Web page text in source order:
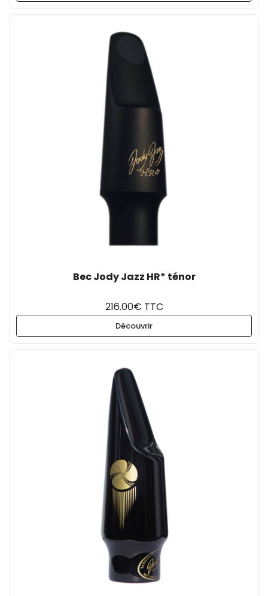
Bec Jody Jazz HR* ténor
216.00€ TTC
Découvrir